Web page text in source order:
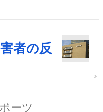
者の反
ーツ